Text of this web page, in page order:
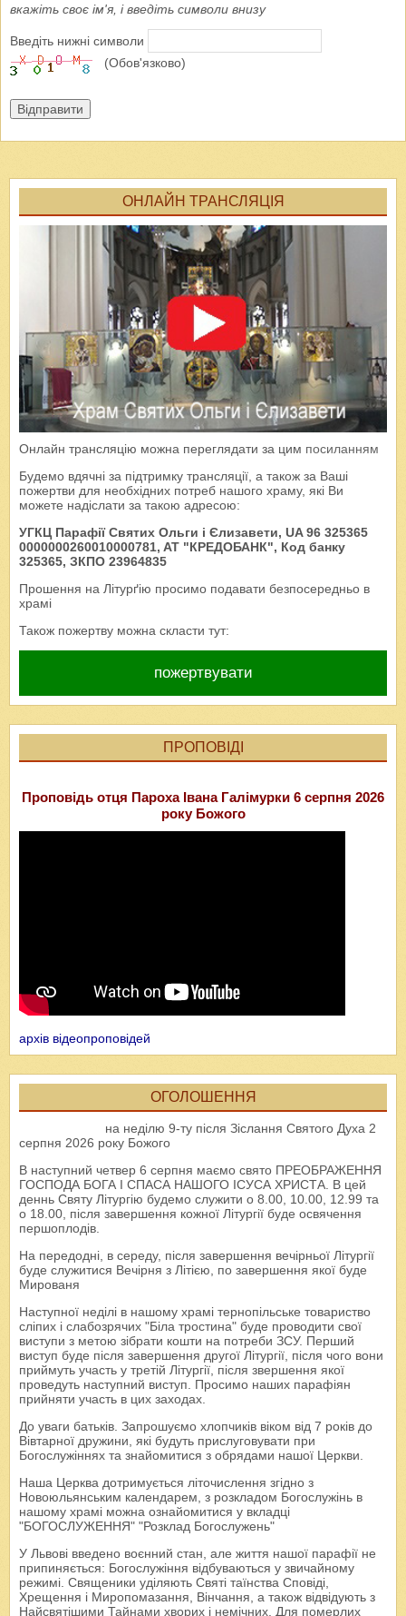
вкажіть своє ім'я, і введіть символи внизу
Введіть нижні символи
(Обов'язково)
Відправити
ОНЛАЙН ТРАНСЛЯЦІЯ
Онлайн трансляцію можна переглядати за цим посиланням
Будемо вдячні за підтримку трансляції, а також за Ваші
пожертви для необхідних потреб нашого храму, які Ви
можете надіслати за такою адресою:
УГКЦ Парафії Святих Ольги і Єлизавети, UA 96 325365
0000000260010000781, AT "КРЕДОБАНК", Код банку
325365, ЗКПО 23964835
Прошення на Літурґію просимо подавати безпосередньо в
храмі
Також пожертву можна скласти тут:
пожертвувати
ПРОПОВІДІ
Проповідь отця Пароха Івана Галімурки 6 серпня 2026
року Божого
архів відеопроповідей
ОГОЛОШЕННЯ
на неділю 9-ту після Зіслання Святого Духа 2
серпня 2026 року Божого
В наступний четвер 6 серпня маємо свято ПРЕОБРАЖЕННЯ
ГОСПОДА БОГА І СПАСА НАШОГО ІСУСА ХРИСТА. В цей
деннь Святу Літургію будемо служити о 8.00, 10.00, 12.99 та
о 18.00, після завершення кожної Літургії буде освячення
першоплодів.
На передодні, в середу, після завершення вечірньої Літургії
буде служитися Вечірня з Літією, по завершення якої буде
Мированя
Наступної неділі в нашому храмі тернопільське товариство
сліпих і слабозрячих "Біла тростина" буде проводити свої
виступи з метою зібрати кошти на потреби ЗСУ. Перший
виступ буде після завершення другої Літургії, після чого вони
приймуть участь у третій Літургії, після звершення якої
проведуть наступний виступ. Просимо наших парафіян
прийняти участь в цих заходах.
До уваги батьків. Запрошуємо хлопчиків віком від 7 років до
Вівтарної дружини, які будуть прислуговувати при
Богослужіннях та знайомитися з обрядами нашої Церкви.
Наша Церква дотримується літочислення згідно з
Новоюльянським календарем, з розкладом Богослужінь в
нашому храмі можна ознайомитися у вкладці
"БОГОСЛУЖЕННЯ" "Розклад Богослужень"
У Львові введено воєнний стан, але життя нашої парафії не
припиняється: Богослужіння відбуваються у звичайному
режимі. Священики уділяють Святі таїнства Сповіді,
Хрещення і Миропомазання, Вінчання, а також відвідують з
Найсвятішими Тайнами хворих і немічних. Для померлих